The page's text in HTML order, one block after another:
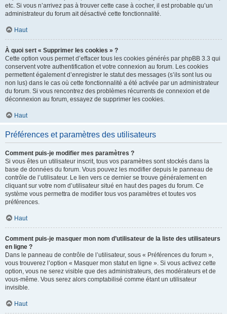
etc. Si vous n’arrivez pas à trouver cette case à cocher, il est probable qu’un
administrateur du forum ait désactivé cette fonctionnalité.
Haut
À quoi sert « Supprimer les cookies » ?
Cette option vous permet d’effacer tous les cookies générés par phpBB 3.3 qui
conservent votre authentification et votre connexion au forum. Les cookies
permettent également d’enregistrer le statut des messages (s’ils sont lus ou
non lus) dans le cas où cette fonctionnalité a été activée par un administrateur
du forum. Si vous rencontrez des problèmes récurrents de connexion et de
déconnexion au forum, essayez de supprimer les cookies.
Haut
Préférences et paramètres des utilisateurs
Comment puis-je modifier mes paramètres ?
Si vous êtes un utilisateur inscrit, tous vos paramètres sont stockés dans la
base de données du forum. Vous pouvez les modifier depuis le panneau de
contrôle de l’utilisateur. Le lien vers ce dernier se trouve généralement en
cliquant sur votre nom d’utilisateur situé en haut des pages du forum. Ce
système vous permettra de modifier tous vos paramètres et toutes vos
préférences.
Haut
Comment puis-je masquer mon nom d’utilisateur de la liste des utilisateurs
en ligne ?
Dans le panneau de contrôle de l’utilisateur, sous « Préférences du forum »,
vous trouverez l’option « Masquer mon statut en ligne ». Si vous activez cette
option, vous ne serez visible que des administrateurs, des modérateurs et de
vous-même. Vous serez alors comptabilisé comme étant un utilisateur
invisible.
Haut